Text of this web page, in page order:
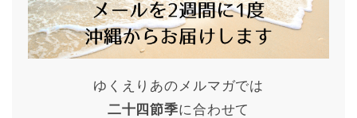
ゆくえりあのメルマガでは
二十四節季に合わせて